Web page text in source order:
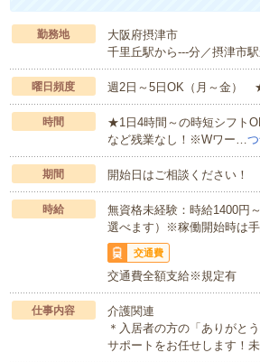
勤務地
大阪府摂津市
千里丘駅から---分／摂津市
曜日頻度 週2日～5日OK（月～金）
時間
★1日4時間～の時短シフト
など残業なし！※Wワー…
期間 開始日はご相談ください
時給
無資格未経験：時給1400
選べます）※稼働開始時は手
交通費
交通費全額支給※規定有
仕事内容
介護関連
＊入居者の方の「ありがと
サポートをお任せします！